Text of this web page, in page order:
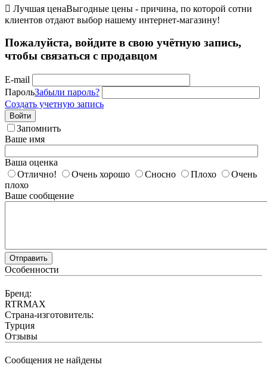
 Лучшая ценаВыгодные цены - причина, по которой сотни
клиентов отдают выбор нашему интернет-магазину!
Пожалуйста, войдите в свою учётную запись,
чтобы связаться с продавцом
E-mail
ПарольЗабыли пароль?
Создать учетную запись
Войти
Запомнить
Ваше имя
Ваша оценка
Отлично!
Очень хорошо Сносно Плохо
Очень
плохо
Ваше сообщение
Отправить
Особенности
Бренд:
RTRMAX
Страна-изготовитель:
Турция
Отзывы
Сообщения не найдены